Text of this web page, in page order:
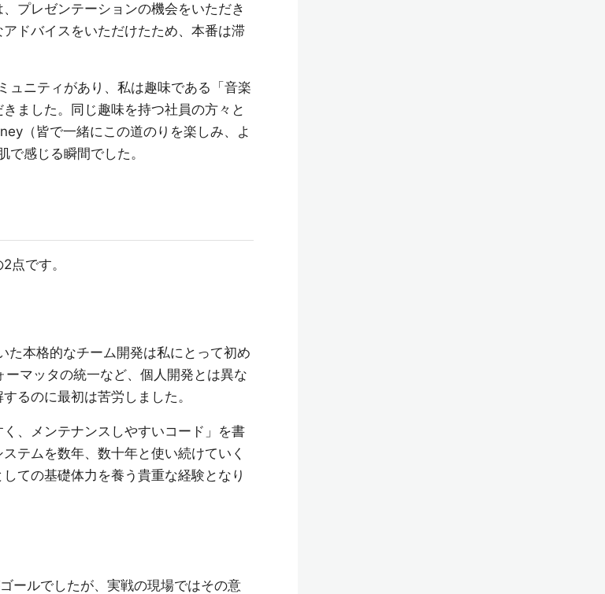
プレゼンテーションの機会をいただき
ドバイスをいただけたため、本番は滞
ュニティがあり、私は趣味である「音楽
ました。同じ趣味を持つ社員の方々と
（皆で一緒にこの道のりを楽しみ、よ
で感じる瞬間でした。
点です。
本格的なチーム開発は私にとって初め
マッタの統一など、個人開発とは異な
るのに最初は苦労しました。
、メンテナンスしやすいコード」を書
テムを数年、数十年と使い続けていく
ての基礎体力を養う貴重な経験となり
ールでしたが、実戦の現場ではその意